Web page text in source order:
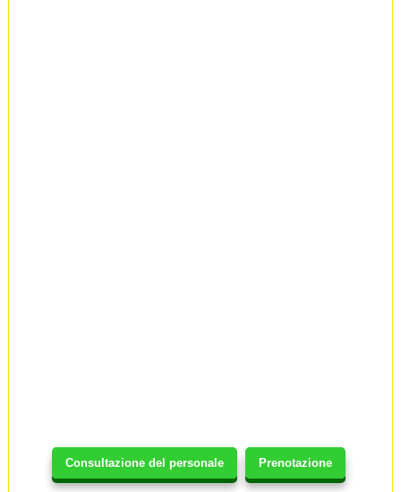
Consultazione del personale Prenotazione